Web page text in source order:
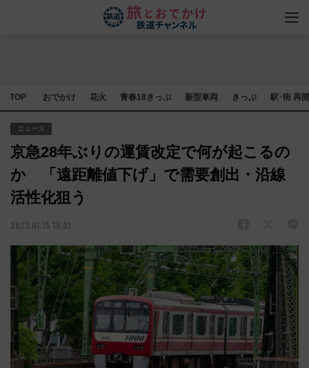
TOP おでかけ 花火 青春18きっぷ 新型車両 きっぷ 駅･街 再
ニュース
京急28年ぶりの運賃改定で何が起こるの
か 「遠距離値下げ」で需要創出・沿線
活性化狙う
2023.01.15 10:01